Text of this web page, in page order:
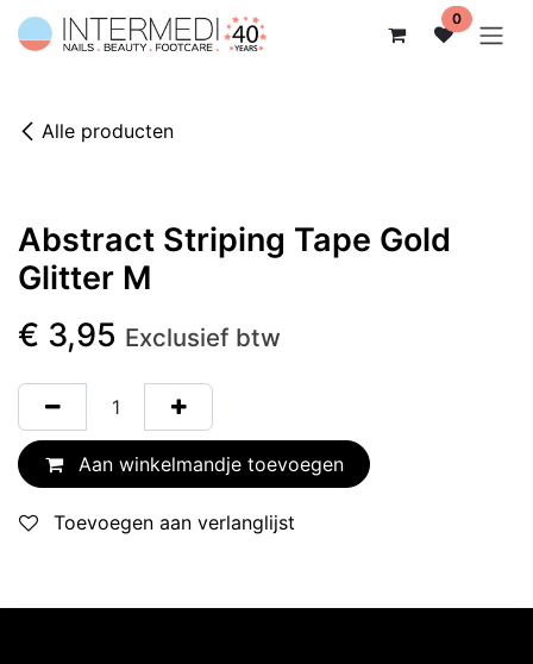
Overslaan naar inhoud 0
Alle producten
Abstract Striping Tape Gold
Glitter M
€ 3,95 Exclusief btw
Aan winkelmandje toevoegen
Toevoegen aan verlanglijst